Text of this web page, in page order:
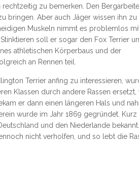
zu bemerken. Den
bringen. Aber auch Jäger wissen ihn zu
Muskeln nimmt es problemlos mit
soll er sogar den Fox Terrier
athletischen Körperbaus und der
an Rennen teil.
Terrier anfing zu interessieren,
Klassen durch andere Rassen ersetzt,
er dann einen längeren Hals und
wurde im Jahr 1869 gegründet. Kurz
und den Niederlande
nicht verholfen, und so lebt die